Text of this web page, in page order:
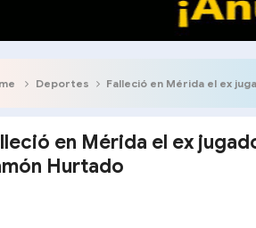
Deportes Falleció en Mérida el ex
en Mérida el ex
Hurtado